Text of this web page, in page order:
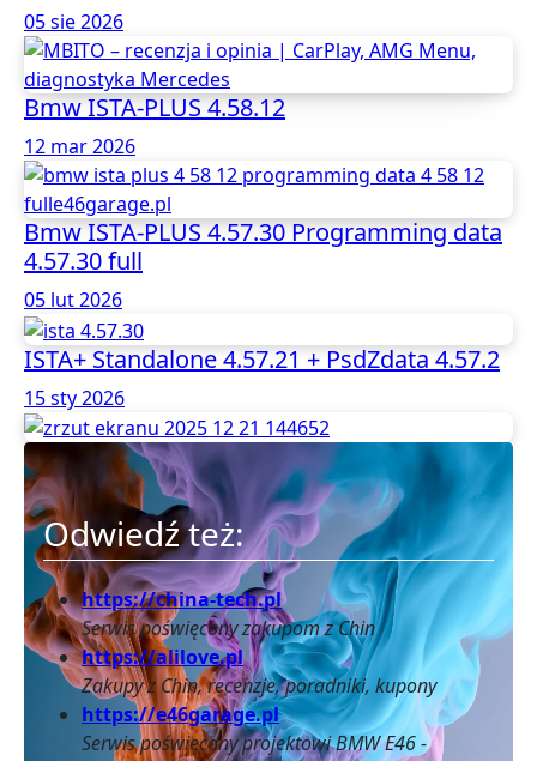
05 sie 2026
Bmw ISTA-PLUS 4.58.12
12 mar 2026
Bmw ISTA-PLUS 4.57.30 Programming data
4.57.30 full
05 lut 2026
ISTA+ Standalone 4.57.21 + PsdZdata 4.57.2
15 sty 2026
Odwiedź też:
https://china-tech.pl
Serwis poświęcony zakupom z Chin
https://alilove.pl
Zakupy z Chin, recenzje, poradniki, kupony
https://e46garage.pl
Serwis poświęcony projektowi BMW E46 -